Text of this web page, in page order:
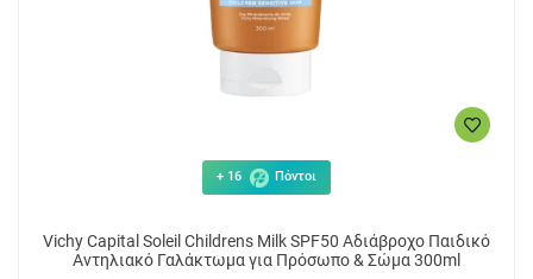
+ 16 Πόντοι
Vichy Capital Soleil Childrens Milk SPF50 Αδιάβροχο Παιδικό
Αντηλιακό Γαλάκτωμα για Πρόσωπο & Σώμα 300ml